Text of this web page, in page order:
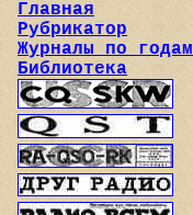
Главная
Рубрикатор
Журналы по годам
Библиотека